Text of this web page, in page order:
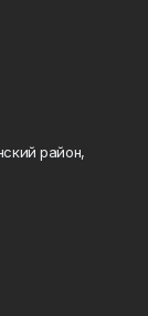
район,